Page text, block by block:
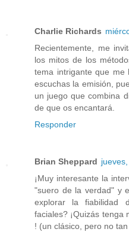
Charlie Richards
Recientemente, me
los mitos de los
tema intrigante que me
escuchas la emisión,
un juego que combina
de que os encantará.
Responder
Brian Sheppard
¡Muy interesante la
"suero de la verdad" y
explorar la fiabilidad
faciales? ¡Quizás tenga
! (un clásico, pero no